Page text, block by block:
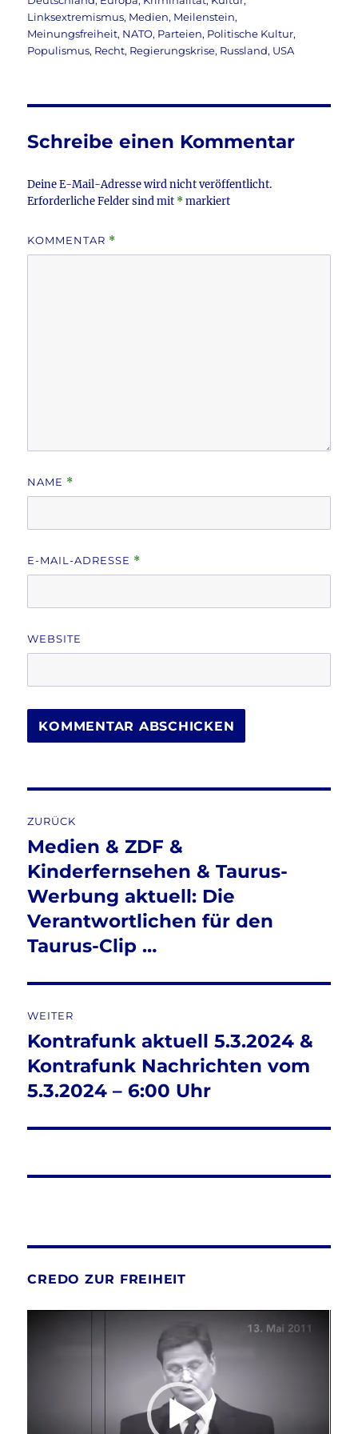
e
b
o
k
te
r
l
n
Linksextremismus, Medien, Meilenstein,
Meinungsfreiheit, NATO, Parteien, Politische Kultur,
Populismus, Recht, Regierungskrise, Russland, USA
Schreibe einen Kommentar
Deine E-Mail-Adresse wird nicht veröffentlicht.
Erforderliche Felder sind mit *markiert
KOMMENTAR *
NAME *
E-MAIL-ADRESSE *
WEBSITE
ZURÜCK
Vorheriger
Beitrag:
Medien & ZDF &
Kinderfernsehen & Taurus-
Werbung aktuell: Die
Verantwortlichen für den
Taurus-Clip …
WEITER
Nächster
Beitrag:
Kontrafunk aktuell 5.3.2024 &
Kontrafunk Nachrichten vom
5.3.2024 – 6:00 Uhr
CREDO ZUR FREIHEIT